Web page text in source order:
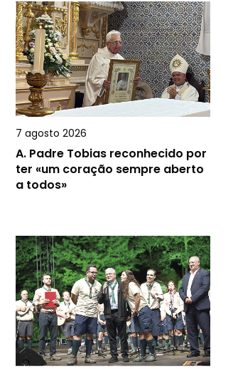
7 agosto 2026
A. Padre Tobias reconhecido por
ter «um coração sempre aberto
a todos»